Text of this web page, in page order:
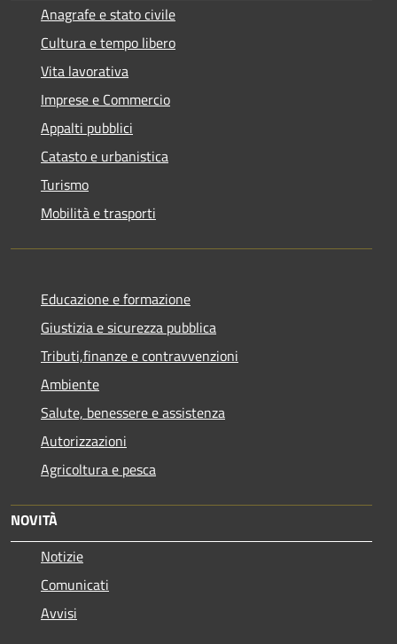
Anagrafe e stato civile
Cultura e tempo libero
Vita lavorativa
Imprese e Commercio
Appalti pubblici
Catasto e urbanistica
Turismo
Mobilità e trasporti
Educazione e formazione
Giustizia e sicurezza pubblica
Tributi,finanze e contravvenzioni
Ambiente
Salute, benessere e assistenza
Autorizzazioni
Agricoltura e pesca
NOVITÀ
Notizie
Comunicati
Avvisi